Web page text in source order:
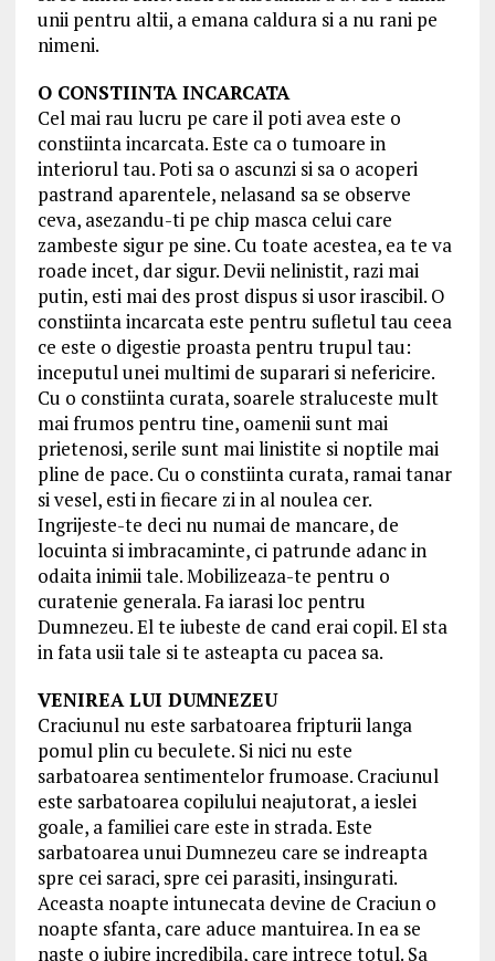
unii pentru altii, a emana caldura si a nu rani pe
nimeni.
O CONSTIINTA INCARCATA
Cel mai rau lucru pe care il poti avea este o
constiinta incarcata. Este ca o tumoare in
interiorul tau. Poti sa o ascunzi si sa o acoperi
pastrand aparentele, nelasand sa se observe
ceva, asezandu-ti pe chip masca celui care
zambeste sigur pe sine. Cu toate acestea, ea te va
roade incet, dar sigur. Devii nelinistit, razi mai
putin, esti mai des prost dispus si usor irascibil. O
constiinta incarcata este pentru sufletul tau ceea
ce este o digestie proasta pentru trupul tau:
inceputul unei multimi de suparari si nefericire.
Cu o constiinta curata, soarele straluceste mult
mai frumos pentru tine, oamenii sunt mai
prietenosi, serile sunt mai linistite si noptile mai
pline de pace. Cu o constiinta curata, ramai tanar
si vesel, esti in fiecare zi in al noulea cer.
Ingrijeste-te deci nu numai de mancare, de
locuinta si imbracaminte, ci patrunde adanc in
odaita inimii tale. Mobilizeaza-te pentru o
curatenie generala. Fa iarasi loc pentru
Dumnezeu. El te iubeste de cand erai copil. El sta
in fata usii tale si te asteapta cu pacea sa.
VENIREA LUI DUMNEZEU
Craciunul nu este sarbatoarea fripturii langa
pomul plin cu beculete. Si nici nu este
sarbatoarea sentimentelor frumoase. Craciunul
este sarbatoarea copilului neajutorat, a ieslei
goale, a familiei care este in strada. Este
sarbatoarea unui Dumnezeu care se indreapta
spre cei saraci, spre cei parasiti, insingurati.
Aceasta noapte intunecata devine de Craciun o
noapte sfanta, care aduce mantuirea. In ea se
naste o iubire incredibila, care intrece totul. Sa